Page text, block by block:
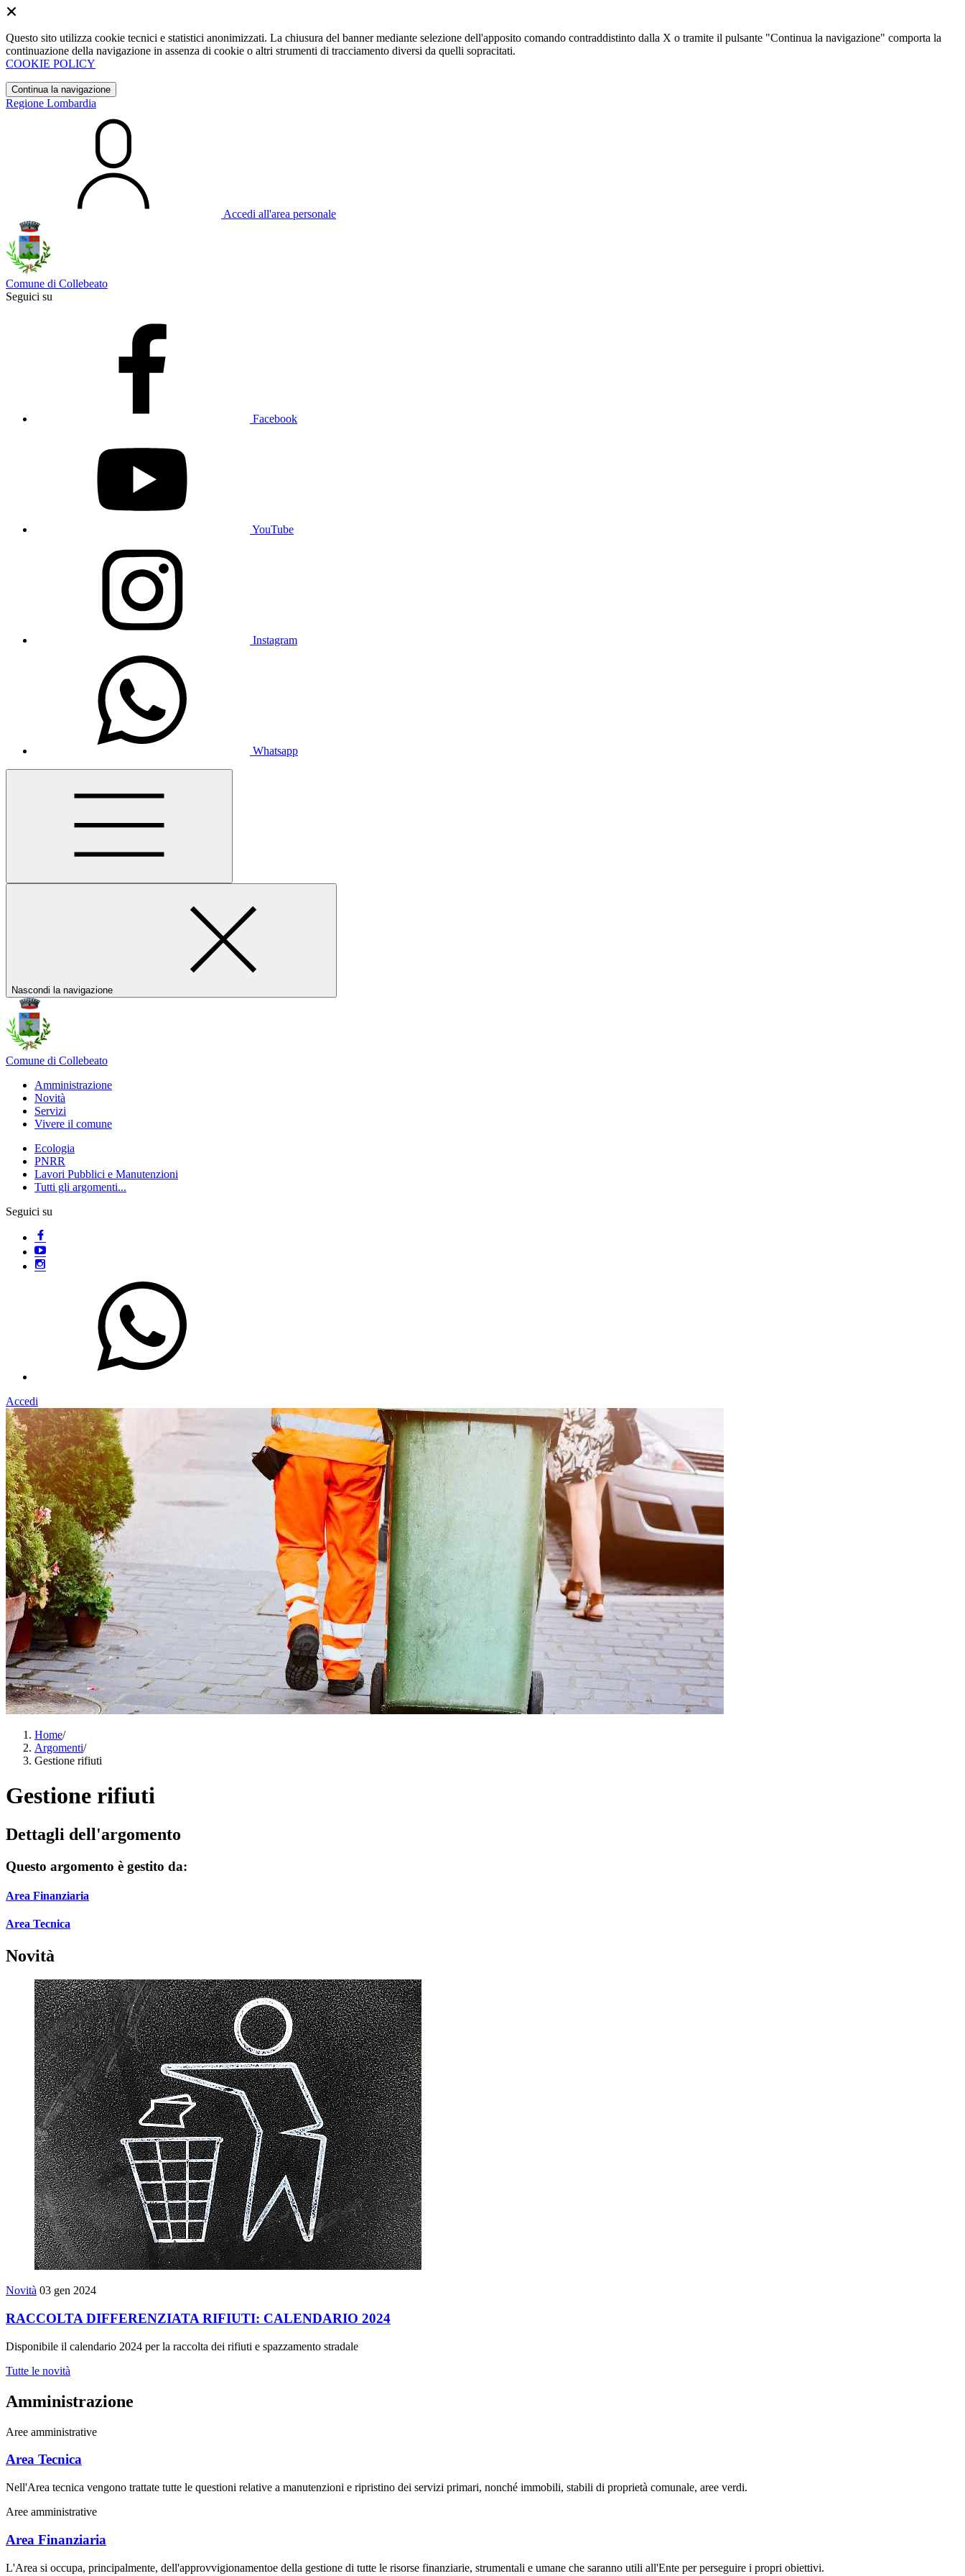
Questo sito utilizza cookie tecnici e statistici anonimizzati. La chiusura del banner mediante selezione dell'apposito comando contraddistinto dalla X o tramite il pulsante "Continua la navigazione" comporta la
continuazione della navigazione in assenza di cookie o altri strumenti di tracciamento diversi da quelli sopracitati.
COOKIE POLICY
Continua la navigazione
Regione Lombardia
Accedi all'area personale
Comune di Collebeato
Seguici su
Facebook
YouTube
Instagram
Whatsapp
Nascondi la navigazione
Comune di Collebeato
Amministrazione
Novità
Servizi
Vivere il comune
Ecologia
PNRR
Lavori Pubblici e Manutenzioni
Tutti gli argomenti...
Seguici su
Accedi
Home/
Argomenti/
Gestione rifiuti
Gestione rifiuti
Dettagli dell'argomento
Questo argomento è gestito da:
Area Finanziaria
Area Tecnica
Novità
Novità 03 gen 2024
RACCOLTA DIFFERENZIATA RIFIUTI: CALENDARIO 2024
Disponibile il calendario 2024 per la raccolta dei rifiuti e spazzamento stradale
Tutte le novità
Amministrazione
Aree amministrative
Area Tecnica
Nell'Area tecnica vengono trattate tutte le questioni relative a manutenzioni e ripristino dei servizi primari, nonché immobili, stabili di proprietà comunale, aree verdi.
Aree amministrative
Area Finanziaria
L'Area si occupa, principalmente, dell'approvvigionamentoe della gestione di tutte le risorse finanziarie, strumentali e umane che saranno utili all'Ente per perseguire i propri obiettivi.